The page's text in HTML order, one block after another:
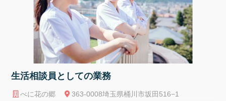
生活相談員としての業務
べに花の郷 363-0008埼玉県桶川市坂田516−1